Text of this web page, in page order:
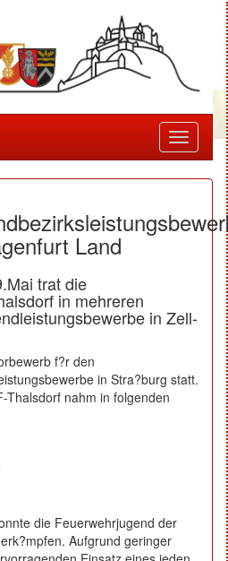
Toggle
Land
trat die
in mehreren
in Zell-
f?r den
in Stra?burg statt.
Thalsdorf nahm in folgenden
die Feuerwehrjugend der
Aufgrund geringer